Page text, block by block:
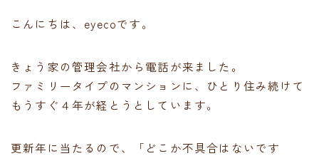
こんにちは、eyecoです。
きょう家の管理会社から電話が来ました。
ファミリータイプのマンションに、ひとり住み続けて
もうすぐ４年が経とうとしています。
更新年に当たるので、「どこか不具合はないです